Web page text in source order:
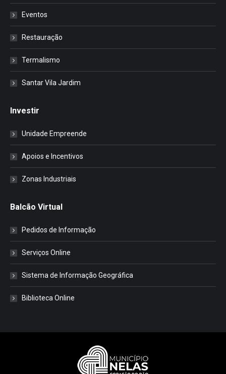
Eventos
Restauração
Termalismo
Santar Vila Jardim
Investir
Unidade Empreende
Apoios e Incentivos
Zonas Industriais
Balcão Virtual
Pedidos de Informação
Serviços Online
Sistema de Informação Geográfica
Biblioteca Online